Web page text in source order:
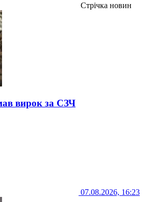
Стрічка новин
вирок за СЗЧ
07.08.2026, 16:23